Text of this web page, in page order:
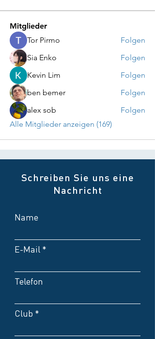
Mitglieder
Tor Pirmo
Folgen
Sia Enko
Folgen
Kevin Lim
Folgen
ben bemer
Folgen
alex sob
Folgen
Alle Mitglieder anzeigen (169)
Schreiben Sie uns eine
Nachricht
Name
E-Mail
Telefon
Club